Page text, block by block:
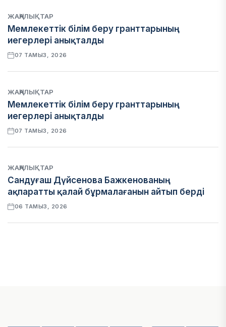
ЖАҢАЛЫҚТАР
Мемлекеттік білім беру гранттарының
иегерлері анықталды
07 ТАМЫЗ, 2026
ЖАҢАЛЫҚТАР
Мемлекеттік білім беру гранттарының
иегерлері анықталды
07 ТАМЫЗ, 2026
ЖАҢАЛЫҚТАР
Сандуғаш Дүйсенова Бажкенованың
ақпаратты қалай бұрмалағанын айтып берді
06 ТАМЫЗ, 2026